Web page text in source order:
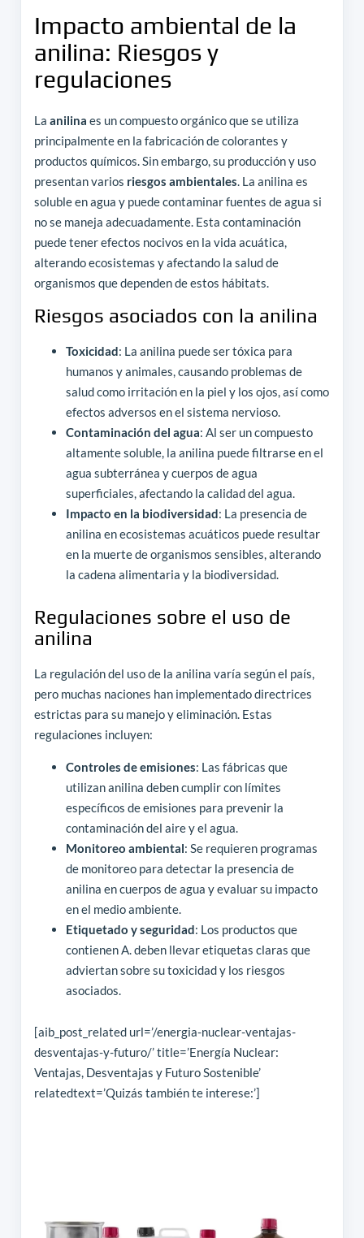
Impacto ambiental de la
anilina: Riesgos y
regulaciones
La anilina es un compuesto orgánico que se utiliza
principalmente en la fabricación de colorantes y
productos químicos. Sin embargo, su producción y uso
presentan varios riesgos ambientales. La anilina es
soluble en agua y puede contaminar fuentes de agua si
no se maneja adecuadamente. Esta contaminación
puede tener efectos nocivos en la vida acuática,
alterando ecosistemas y afectando la salud de
organismos que dependen de estos hábitats.
Riesgos asociados con la anilina
Toxicidad: La anilina puede ser tóxica para
humanos y animales, causando problemas de
salud como irritación en la piel y los ojos, así como
efectos adversos en el sistema nervioso.
Contaminación del agua: Al ser un compuesto
altamente soluble, la anilina puede filtrarse en el
agua subterránea y cuerpos de agua
superficiales, afectando la calidad del agua.
Impacto en la biodiversidad: La presencia de
anilina en ecosistemas acuáticos puede resultar
en la muerte de organismos sensibles, alterando
la cadena alimentaria y la biodiversidad.
Regulaciones sobre el uso de
anilina
La regulación del uso de la anilina varía según el país,
pero muchas naciones han implementado directrices
estrictas para su manejo y eliminación. Estas
regulaciones incluyen:
Controles de emisiones: Las fábricas que
utilizan anilina deben cumplir con límites
específicos de emisiones para prevenir la
contaminación del aire y el agua.
Monitoreo ambiental: Se requieren programas
de monitoreo para detectar la presencia de
anilina en cuerpos de agua y evaluar su impacto
en el medio ambiente.
Etiquetado y seguridad: Los productos que
contienen A. deben llevar etiquetas claras que
adviertan sobre su toxicidad y los riesgos
asociados.
[aib_post_related url=’/energia-nuclear-ventajas-
desventajas-y-futuro/’ title=’Energía Nuclear:
Ventajas, Desventajas y Futuro Sostenible’
relatedtext=’Quizás también te interese:’]